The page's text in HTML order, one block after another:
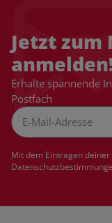
Jetzt
Erhalte spannende
Postfach
Mit dem Eintragen